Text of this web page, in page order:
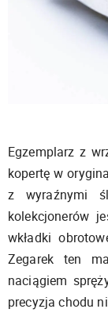
Egzemplarz z
kopertę w
z wyraźnymi
kolekcjonerów
wkładki
Zegarek ten
naciągiem
precyzja chodu